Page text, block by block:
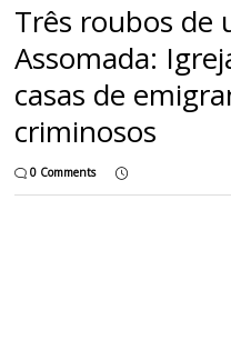
Três roubos de
Assomada:
casas de
criminosos
0 Comments